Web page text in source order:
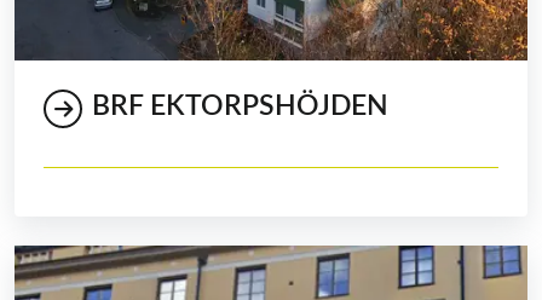
BRF EKTORPSHÖJDEN